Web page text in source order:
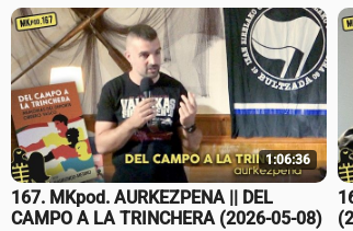
1:06:36
167. MKpod. AURKEZPENA || DEL
CAMPO A LA TRINCHERA (2026-05-08)